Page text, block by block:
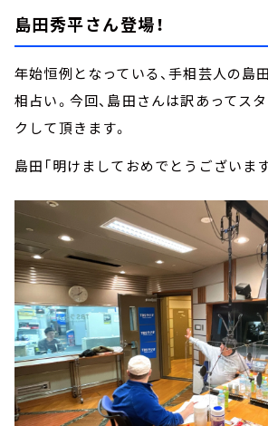
島田秀平さん登場！
年始恒例となっている、手相芸人の島
相占い。今回、島田さんは訳あってス
クして頂きます。
島田「明けましておめでとうございます